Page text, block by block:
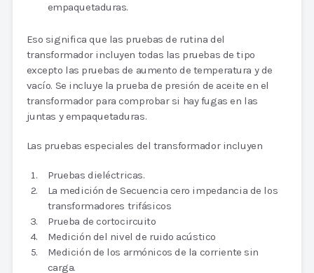
empaquetaduras.
Eso significa que las pruebas de rutina del
transformador incluyen todas las pruebas de tipo
excepto las pruebas de aumento de temperatura y de
vacío. Se incluye la prueba de presión de aceite en el
transformador para comprobar si hay fugas en las
juntas y empaquetaduras.
Las pruebas especiales del transformador incluyen
Pruebas dieléctricas.
La medición de Secuencia cero impedancia de los
transformadores trifásicos
Prueba de cortocircuito
Medición del nivel de ruido acústico
Medición de los armónicos de la corriente sin
carga.